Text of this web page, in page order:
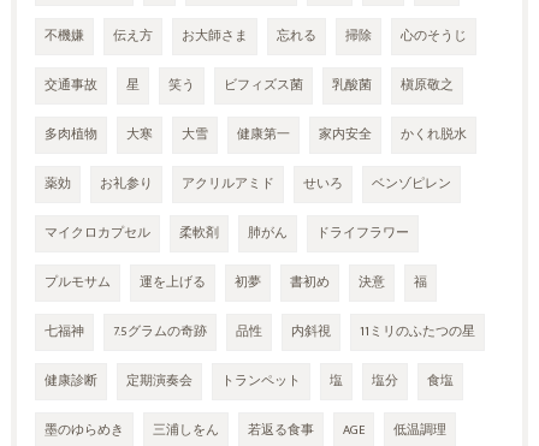
不機嫌 伝え方 お大師さま 忘れる 掃除 心のそうじ
交通事故 星 笑う ビフィズス菌 乳酸菌 槇原敬之
多肉植物 大寒 大雪 健康第一 家内安全 かくれ脱水
薬効 お礼参り アクリルアミド せいろ ベンゾピレン
マイクロカプセル 柔軟剤 肺がん ドライフラワー
プルモサム 運を上げる 初夢 書初め 決意 福
七福神 7.5グラムの奇跡 品性 内斜視 11ミリのふたつの星
健康診断 定期演奏会 トランペット 塩 塩分 食塩
墨のゆらめき 三浦しをん 若返る食事 AGE 低温調理